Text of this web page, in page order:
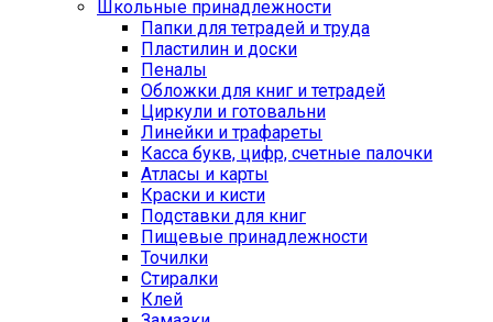
Школьные принадлежности
Папки для тетрадей и труда
Пластилин и доски
Пеналы
Обложки для книг и тетрадей
Циркули и готовальни
Линейки и трафареты
Касса букв, цифр, счетные палочки
Атласы и карты
Краски и кисти
Подставки для книг
Пищевые принадлежности
Точилки
Стиралки
Клей